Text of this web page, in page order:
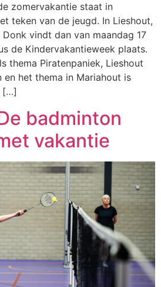
zomervakantie staat in
teken van de jeugd. In Lieshout,
vindt dan van maandag 17
de Kindervakantieweek plaats.
thema Piratenpaniek, Lieshout
en het thema in Mariahout is
[…]
badminton
vakantie